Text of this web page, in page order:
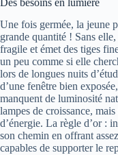
Une fois germée, la jeune
grande quantité ! Sans
fragile et émet des tiges
un peu comme si elle
lors de longues nuits
d’une fenêtre bien
manquent de luminosité
lampes de croissance,
d’énergie. La règle d’or :
son chemin en offrant
capables de supporter le